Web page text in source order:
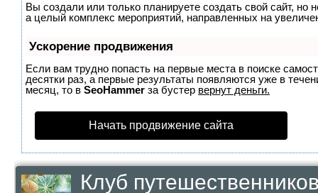
Вы создали или только планируете создать свой сайт, но
а целый комплекс мероприятий, направленных на
Ускорение продвижения
Если вам трудно попасть на первые места в поиске
десятки раз, а первые результаты появляются уже в
месяц, то в SeoHammer за бустер вернут деньги.
Начать продвижение сайта
Клуб